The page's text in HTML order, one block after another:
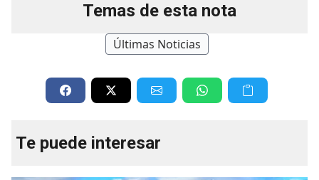
Temas de esta nota
Últimas Noticias
Te puede interesar